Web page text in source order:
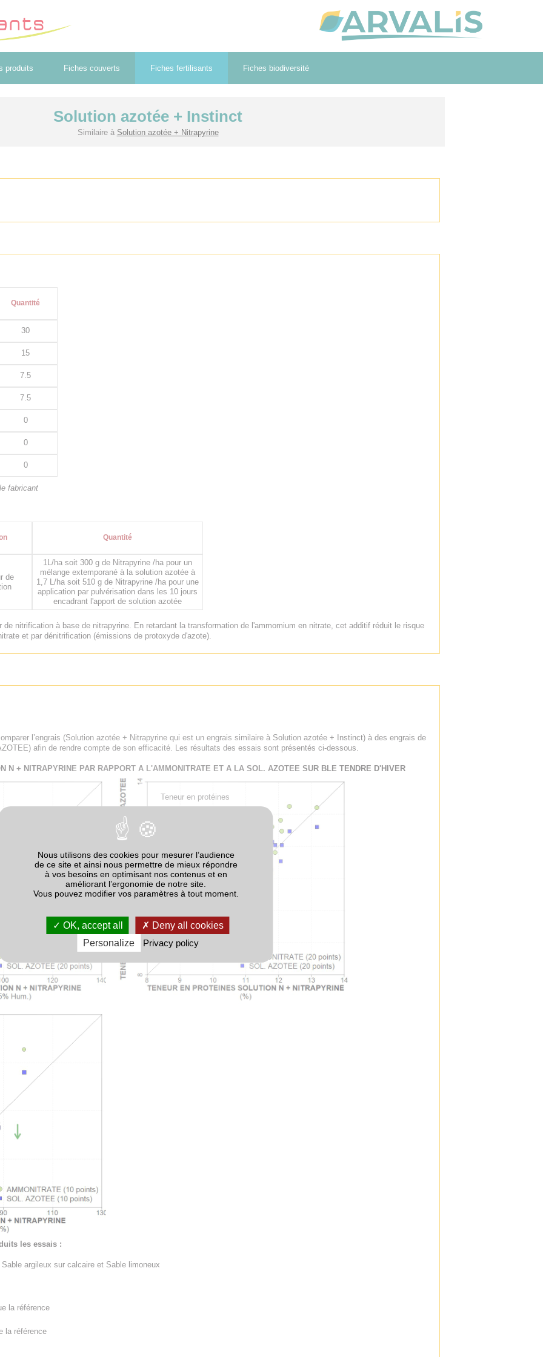
produits Fiches couverts Fiches fertilisants Fiches biodiversité
Solution azotée + Instinct
Similaire à Solution azotée + Nitrapyrine
Quantité
30
15
7.5
7.5
0
0
0
fabricant
Quantité
de
1L/ha soit 300 g de Nitrapyrine /ha pour un
mélange extemporané à la solution azotée à
1,7 L/ha soit 510 g de Nitrapyrine /ha pour une
application par pulvérisation dans les 10 jours
encadrant l'apport de solution azotée
nitrification à base de nitrapyrine. En retardant la transformation de l'ammomium en nitrate, cet additif réduit le risque
et par dénitrification (émissions de protoxyde d'azote).
l’engrais (Solution azotée + Nitrapyrine qui est un engrais similaire à Solution azotée + Instinct) à des engrais de
afin de rendre compte de son efficacité. Les résultats des essais sont présentés ci-dessous.
N + NITRAPYRINE PAR RAPPORT A L'AMMONITRATE ET A LA SOL. AZOTEE SUR BLE TENDRE D'HIVER
Teneur en protéines
les essais :
argileux sur calcaire et Sable limoneux
la référence
la référence
Nous utilisons des cookies pour mesurer l’audience
de ce site et ainsi nous permettre de mieux répondre
à vos besoins en optimisant nos contenus et en
améliorant l’ergonomie de notre site.
Vous pouvez modifier vos paramètres à tout moment.
OK, accept all
Deny all cookies
Personalize
Privacy policy